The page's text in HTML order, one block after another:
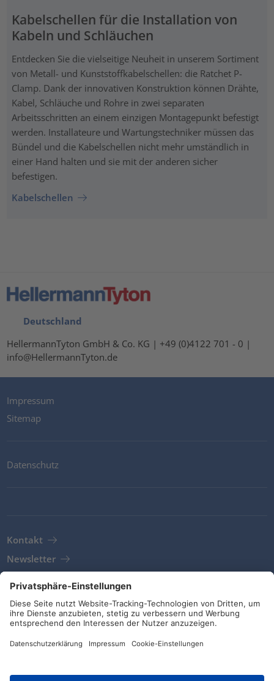
Kabelschellen für die Installation von
Kabeln und Schläuchen
Entdecken Sie die vielseitige Neuheit in unserem Sortiment
von Metall- und Kunststoffkabelschellen: die Ratchet P-
Clamp. Dank der innovativen Konstruktion können Drähte,
Kabel, Schläuche und Rohre in zwei separaten
Arbeitsschritten an einem einzigen Montagepunkt befestigt
werden. Installateure und Wartungstechniker müssen das
Bündel und die Kabelschellen nicht mehr umständlich in
einer Hand halten und sie mit der anderen sicher
befestigen.
Kabelschellen
Deutschland
HellermannTyton GmbH & Co. KG | +49 (0)4122 701 - 0 |
info@HellermannTyton.de
Impressum
Sitemap
Datenschutz
Kontakt
Newsletter
AGB
Richtlinien und Bekentnisse
Soziale Medien